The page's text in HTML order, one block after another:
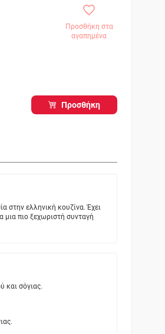
Προσθήκη στα
αγαπημένα
Προσθήκη
στην ελληνική κουζίνα. Έχει
μια πιο ξεχωριστή συνταγή
και σόγιας.